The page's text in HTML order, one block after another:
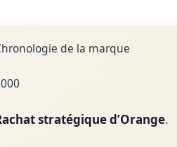
Chronologie de la marque
2000
Rachat stratégique d’Orange.